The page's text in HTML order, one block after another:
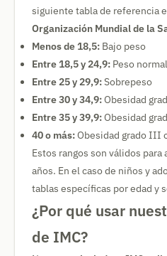
siguiente tabla de referencia
Organización Mundial de la
Menos de 18,5: Bajo peso
Entre 18,5 y 24,9: Peso
Entre 25 y 29,9:Sobrepeso
Entre 30 y 34,9:Obesidad
Entre 35 y 39,9:Obesidad
40 o más:Obesidad grado III
Estos rangos son válidos
años. En el caso de niños y
tablas específicas por edad y
¿Por qué usar
de IMC?